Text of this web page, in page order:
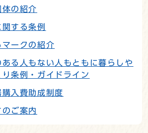
体の紹介
する条例
マークの紹介
る人もない人もともに暮らしや
条例・ガイドライン
入費助成制度
のご案内